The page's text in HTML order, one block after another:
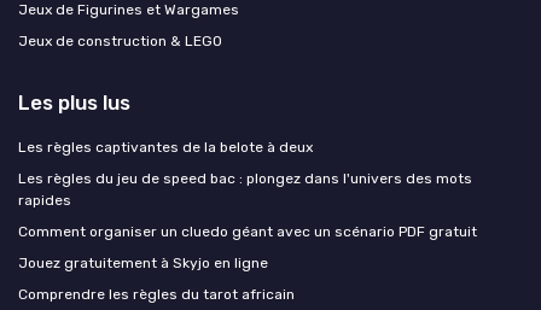
Jeux de Figurines et Wargames
Jeux de construction & LEGO
Les plus lus
Les règles captivantes de la belote à deux
Les règles du jeu de speed bac : plongez dans l'univers des mots
rapides
Comment organiser un cluedo géant avec un scénario PDF gratuit
Jouez gratuitement à Skyjo en ligne
Comprendre les règles du tarot africain